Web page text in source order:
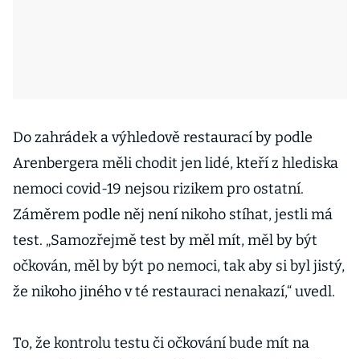
Do zahrádek a výhledově restaurací by podle
Arenbergera měli chodit jen lidé, kteří z hlediska
nemoci covid-19 nejsou rizikem pro ostatní.
Záměrem podle něj není nikoho stíhat, jestli má
test. „Samozřejmě test by měl mít, měl by být
očkován, měl by být po nemoci, tak aby si byl jistý,
že nikoho jiného v té restauraci nenakazí,“ uvedl.
To, že kontrolu testu či očkování bude mít na